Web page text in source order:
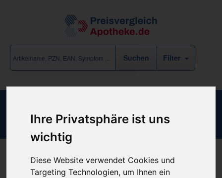
Ihre Privatsphäre ist uns
wichtig
Diese Website verwendet Cookies und
Targeting Technologien, um Ihnen ein
Filter
EINMALKATHETER FRAUEN CH8
Produkt empfehlen